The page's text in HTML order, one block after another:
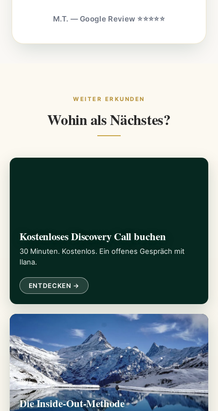
M.T. — Google Review ⭐⭐⭐⭐⭐
WEITER ERKUNDEN
Wohin als Nächstes?
Kostenloses Discovery Call buchen
30 Minuten. Kostenlos. Ein offenes Gespräch mit
Ilana.
ENTDECKEN →
Die Inside-Out-Methode